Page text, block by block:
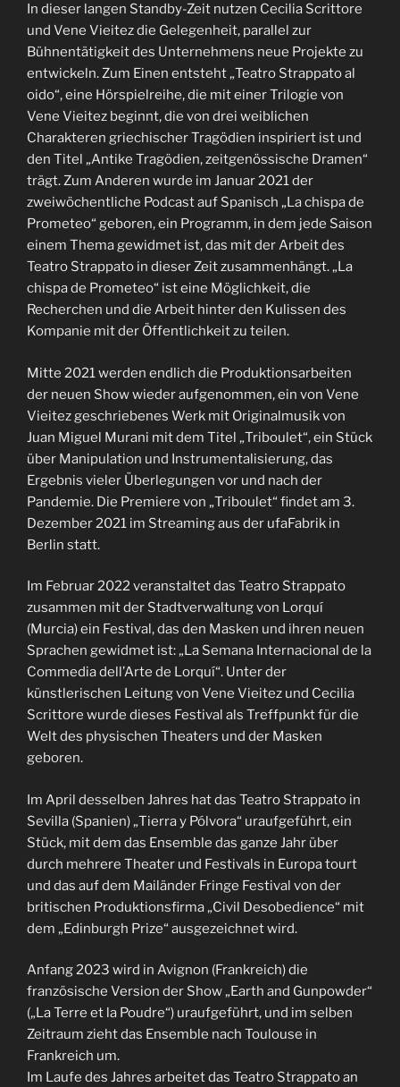
In dieser langen Standby-Zeit nutzen Cecilia Scrittore
und Vene Vieitez die Gelegenheit, parallel zur
Bühnentätigkeit des Unternehmens neue Projekte zu
entwickeln. Zum Einen entsteht „Teatro Strappato al
oido“, eine Hörspielreihe, die mit einer Trilogie von
Vene Vieitez beginnt, die von drei weiblichen
Charakteren griechischer Tragödien inspiriert ist und
den Titel „Antike Tragödien, zeitgenössische Dramen“
trägt. Zum Anderen wurde im Januar 2021 der
zweiwöchentliche Podcast auf Spanisch „La chispa de
Prometeo“ geboren, ein Programm, in dem jede Saison
einem Thema gewidmet ist, das mit der Arbeit des
Teatro Strappato in dieser Zeit zusammenhängt. „La
chispa de Prometeo“ ist eine Möglichkeit, die
Recherchen und die Arbeit hinter den Kulissen des
Kompanie mit der Öffentlichkeit zu teilen.
Mitte 2021 werden endlich die Produktionsarbeiten
der neuen Show wieder aufgenommen, ein von Vene
Vieitez geschriebenes Werk mit Originalmusik von
Juan Miguel Murani mit dem Titel „Triboulet“, ein Stück
über Manipulation und Instrumentalisierung, das
Ergebnis vieler Überlegungen vor und nach der
Pandemie. Die Premiere von „Triboulet“ findet am 3.
Dezember 2021 im Streaming aus der ufaFabrik in
Berlin statt.
Im Februar 2022 veranstaltet das Teatro Strappato
zusammen mit der Stadtverwaltung von Lorquí
(Murcia) ein Festival, das den Masken und ihren neuen
Sprachen gewidmet ist: „La Semana Internacional de la
Commedia dell’Arte de Lorquí“. Unter der
künstlerischen Leitung von Vene Vieitez und Cecilia
Scrittore wurde dieses Festival als Treffpunkt für die
Welt des physischen Theaters und der Masken
geboren.
Im April desselben Jahres hat das Teatro Strappato in
Sevilla (Spanien) „Tierra y Pólvora“ uraufgeführt, ein
Stück, mit dem das Ensemble das ganze Jahr über
durch mehrere Theater und Festivals in Europa tourt
und das auf dem Mailänder Fringe Festival von der
britischen Produktionsfirma „Civil Desobedience“ mit
dem „Edinburgh Prize“ ausgezeichnet wird.
Anfang 2023 wird in Avignon (Frankreich) die
französische Version der Show „Earth and Gunpowder“
(„La Terre et la Poudre“) uraufgeführt, und im selben
Zeitraum zieht das Ensemble nach Toulouse in
Frankreich um.
Im Laufe des Jahres arbeitet das Teatro Strappato an